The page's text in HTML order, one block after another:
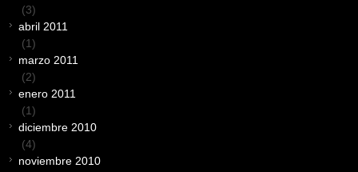
(3)
abril 2011
(1)
marzo 2011
(2)
enero 2011
(1)
diciembre 2010
(4)
noviembre 2010